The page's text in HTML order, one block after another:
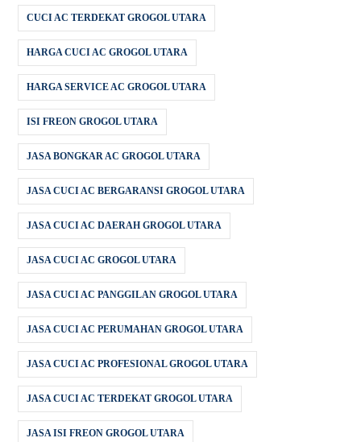
CUCI AC TERDEKAT GROGOL UTARA
HARGA CUCI AC GROGOL UTARA
HARGA SERVICE AC GROGOL UTARA
ISI FREON GROGOL UTARA
JASA BONGKAR AC GROGOL UTARA
JASA CUCI AC BERGARANSI GROGOL UTARA
JASA CUCI AC DAERAH GROGOL UTARA
JASA CUCI AC GROGOL UTARA
JASA CUCI AC PANGGILAN GROGOL UTARA
JASA CUCI AC PERUMAHAN GROGOL UTARA
JASA CUCI AC PROFESIONAL GROGOL UTARA
JASA CUCI AC TERDEKAT GROGOL UTARA
JASA ISI FREON GROGOL UTARA